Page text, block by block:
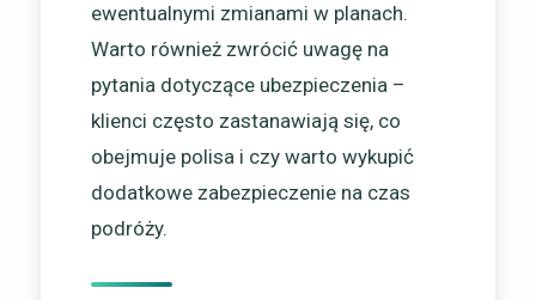
ewentualnymi zmianami w planach.
Warto również zwrócić uwagę na
pytania dotyczące ubezpieczenia –
klienci często zastanawiają się, co
obejmuje polisa i czy warto wykupić
dodatkowe zabezpieczenie na czas
podróży.